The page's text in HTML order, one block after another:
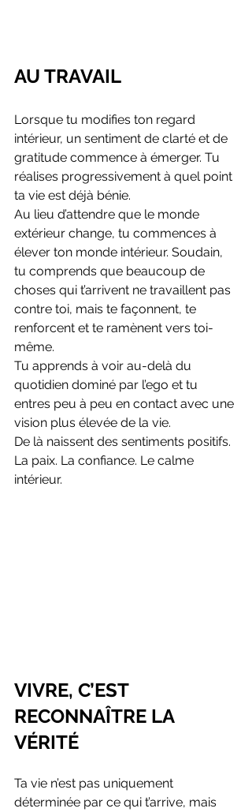
AU TRAVAIL
Lorsque tu modifies ton regard
intérieur, un sentiment de clarté et de
gratitude commence à émerger. Tu
réalises progressivement à quel point
ta vie est déjà bénie.
Au lieu d’attendre que le monde
extérieur change, tu commences à
élever ton monde intérieur. Soudain,
tu comprends que beaucoup de
choses qui t’arrivent ne travaillent pas
contre toi, mais te façonnent, te
renforcent et te ramènent vers toi-
même.
Tu apprends à voir au-delà du
quotidien dominé par l’ego et tu
entres peu à peu en contact avec une
vision plus élevée de la vie.
De là naissent des sentiments positifs.
La paix. La confiance. Le calme
intérieur.
VIVRE, C’EST
RECONNAÎTRE LA
VÉRITÉ
Ta vie n’est pas uniquement
déterminée par ce qui t’arrive, mais